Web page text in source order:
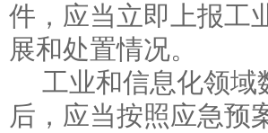
件，应当立即上报工
展和处置情况。
工业和信息化领
后，应当按照应急预